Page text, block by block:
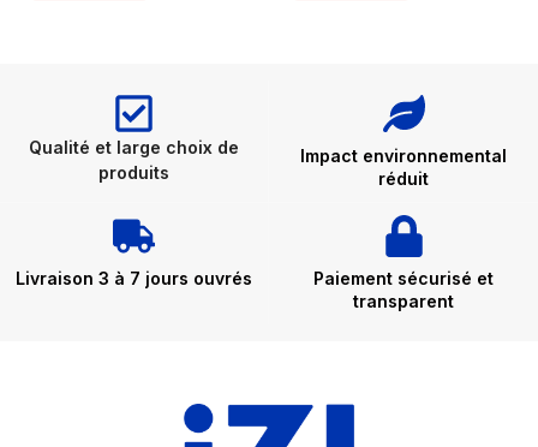
Qualité et large choix de
produits
Impact environnemental
réduit
Livraison 3 à 7 jours ouvrés
Paiement sécurisé et
transparent